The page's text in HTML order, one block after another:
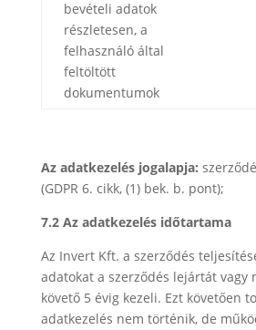
bevételi adatok
részletesen, a
felhasználó által
feltöltött
dokumentumok
Az adatkezelés jogalapja:
(GDPR 6. cikk, (1) bek. b. pont);
7.2 Az adatkezelés időtartama
Az Invert Kft. a szerződés
adatokat a szerződés lejártát vagy
követő 5 évig kezeli. Ezt követően
adatkezelés nem történik, de